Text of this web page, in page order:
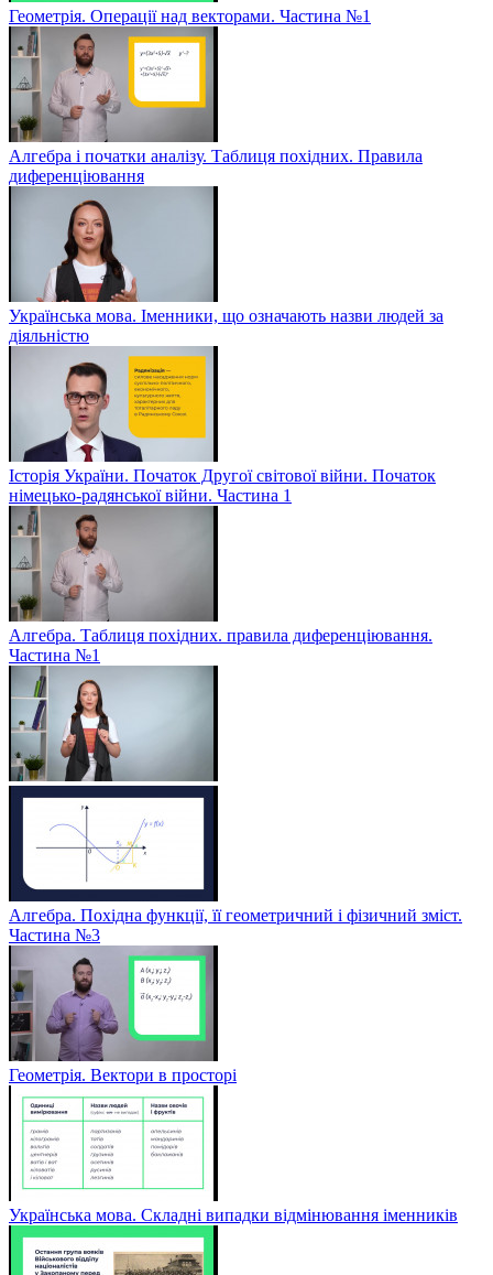
Геометрія. Операції над векторами. Частина №1
Алгебра і початки аналізу. Таблиця похідних. Правила
диференціювання
Українська мова. Іменники, що означають назви людей за
діяльністю
Історія України. Початок Другої світової війни. Початок
німецько-радянської війни. Частина 1
Алгебра. Таблиця похідних. правила диференціювання.
Частина №1
Алгебра. Похідна функції, її геометричний і фізичний зміст.
Частина №3
Геометрія. Вектори в просторі
Українська мова. Складні випадки відмінювання іменників